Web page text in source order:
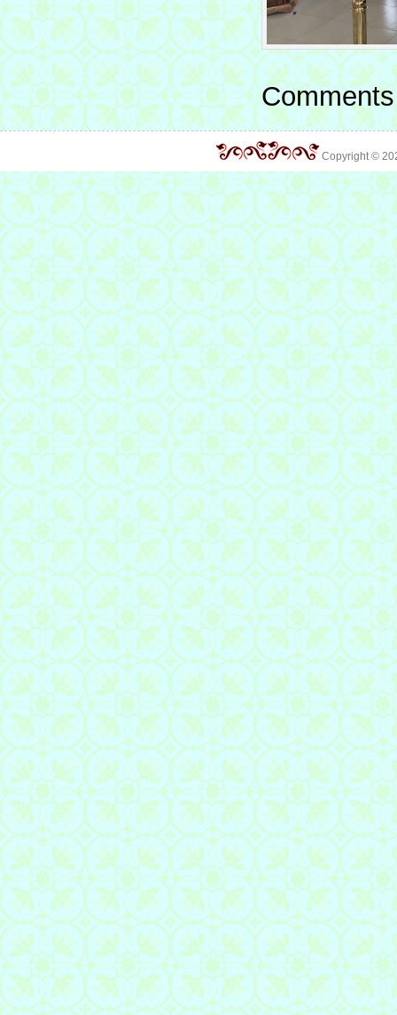
Copyright ©